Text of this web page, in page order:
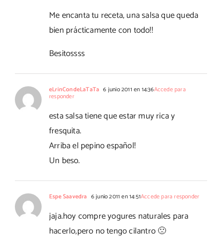
Me encanta tu receta, una salsa que queda
bien prácticamente con todo!!
Besitossss
eLrinCondeLaTaTa 6 junio 2011 en 14:36Accede para
responder
esta salsa tiene que estar muy rica y
fresquita.
Arriba el pepino español!
Un beso.
Espe Saavedra 6 junio 2011 en 14:51Accede para responder
jaja.hoy compre yogures naturales para
hacerlo,pero no tengo cilantro 🙁